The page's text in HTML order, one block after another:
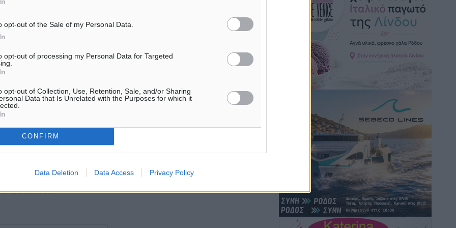
opt-out of the Sale of my Personal Data.
opt-out of processing my Personal Data for Targeted
opt-out of Collection, Use, Retention, Sale, and/or Sharing
Data that Is Unrelated with the Purposes for which it
CONFIRM
Data Deletion Data Access Privacy Policy
Η Δημοκρατική δεν υιοθετεί
όποια σχόλια θεωρούμε
Χρήστες που δεν τηρούν
του σχολίου.
Για την μερική αναπαραγωγή της
είναι απαραίτητη η χρήση του
παρακάτω παρεχόμενου
άρθρο της Δημοκρατικής.
επιβάτες αναχωρούν από Πειραιά,
Ραφήνα και Λαύριο
πριν 14 ώρες
Τι αλλάζει το χωροταξικό στις
τουριστικές επενδύσεις
ΥΠΑΑΤ: 12,5 εκατ. ευρώ στις 13
Περιφέρειες για μέτρα βιοασφάλειας
Τοπικές Ειδήσεις• πριν 14 ώρες
Ποιοι φοιτητές μπορούν να λάβουν
ενίσχυση για στέγη έως 2.500 ευρώ
Ειδήσεις πριν 14 ώρες
«Γιατί οι Τούρκοι συρρέουν στα